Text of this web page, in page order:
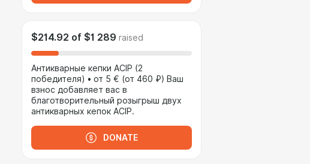
$214.92 of $1 289 raised
Антикварные кепки ACIP (2
победителя) • от 5 € (от 460 ₽) Ваш
взнос добавляет вас в
благотворительный розыгрыш двух
антикварных кепок ACIP.
DONATE